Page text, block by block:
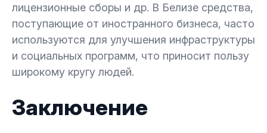
лицензионные сборы и др. В Белизе средства,
поступающие от иностранного бизнеса, часто
используются для улучшения инфраструктуры
и социальных программ, что приносит пользу
широкому кругу людей.
Заключение